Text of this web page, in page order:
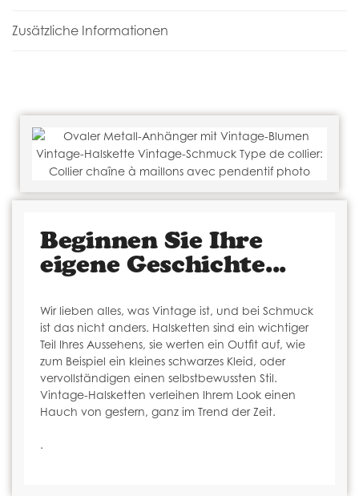
Zusätzliche Informationen
Beginnen Sie Ihre
eigene Geschichte...
Wir lieben alles, was Vintage ist, und bei Schmuck
ist das nicht anders. Halsketten sind ein wichtiger
Teil Ihres Aussehens, sie werten ein Outfit auf, wie
zum Beispiel ein kleines schwarzes Kleid, oder
vervollständigen einen selbstbewussten Stil.
Vintage-Halsketten verleihen Ihrem Look einen
Hauch von gestern, ganz im Trend der Zeit.
.